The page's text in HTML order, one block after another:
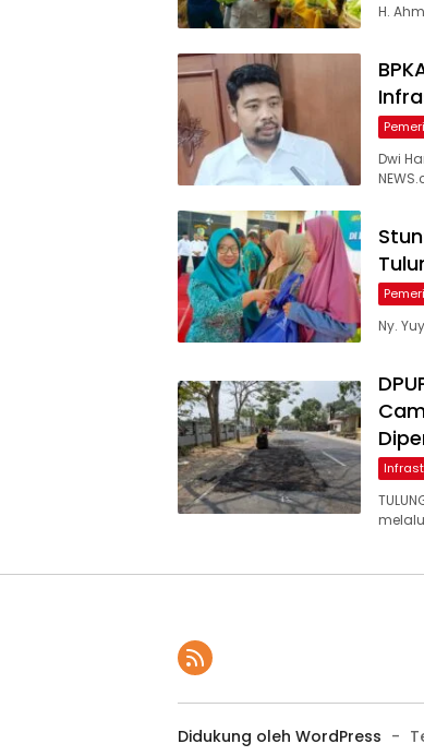
H.
Dwi
Ny.
Didukung oleh WordPress -